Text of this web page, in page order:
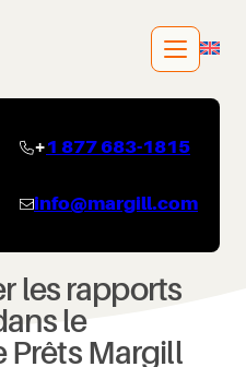
+1 877 683-1815
info@margill.com
les rapports
le
Prêts Margill